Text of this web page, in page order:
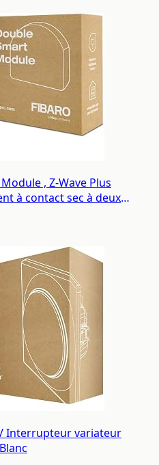
, Z-Wave Plus
à contact sec à deux
/ Interrupteur variateur